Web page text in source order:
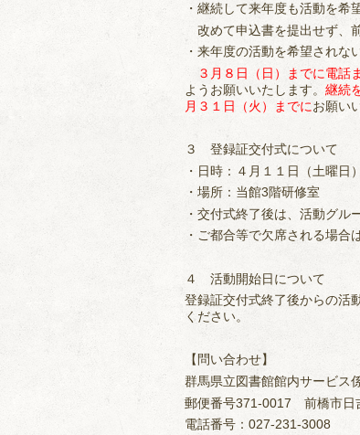
・継続して来年度も活動を希
改めて申込書を提出せず、
・来年度の活動を希望され
３月８日（日）までに電話
ようお願いいたします。 継続
月３１日（火）までにお願い
３ 登録証交付式について
・日時：４月１１日（土曜日
・場所：当館3階研修室
・交付式終了後は、活動グル
・ご都合等で欠席される場合は
４ 活動開始日について
登録証交付式終了後からの活
ください。
【問い合わせ】
群馬県立図書館館内サービス
郵便番号371-0017 前橋市日
電話番号：027-231-3008